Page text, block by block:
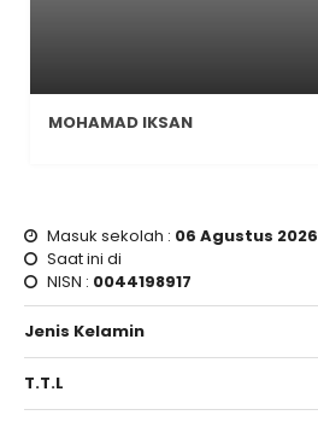
MOHAMAD IKSAN
Masuk sekolah : 06 Agustus 2026
Saat ini di
NISN : 0044198917
Jenis Kelamin
T.T.L